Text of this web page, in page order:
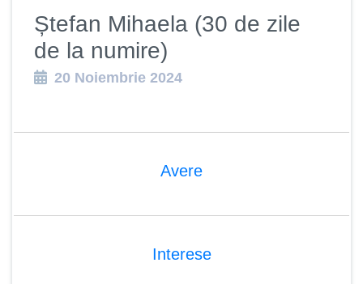
Ștefan Mihaela (30 de zile
de la numire)
20 Noiembrie 2024
Avere
Interese